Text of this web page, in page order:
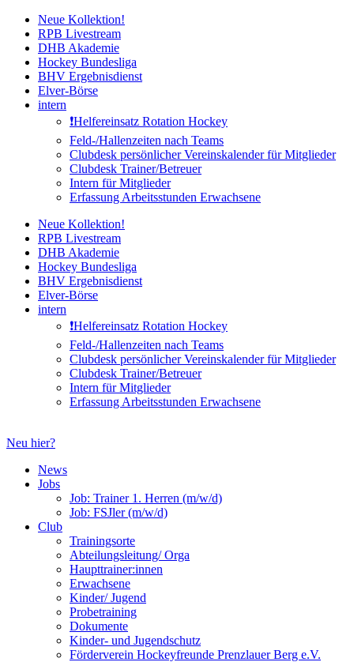
Zum
Inhalt
springen
Neue Kollektion!
RPB Livestream
DHB Akademie
Hockey Bundesliga
BHV Ergebnisdienst
Elver-Börse
intern
❗️Helfereinsatz Rotation Hockey
Feld-/Hallenzeiten nach Teams
Clubdesk persönlicher Vereinskalender für Mitglieder
Clubdesk Trainer/Betreuer
Intern für Mitglieder
Erfassung Arbeitsstunden Erwachsene
Neue Kollektion!
RPB Livestream
DHB Akademie
Hockey Bundesliga
BHV Ergebnisdienst
Elver-Börse
intern
❗️Helfereinsatz Rotation Hockey
Feld-/Hallenzeiten nach Teams
Clubdesk persönlicher Vereinskalender für Mitglieder
Clubdesk Trainer/Betreuer
Intern für Mitglieder
Erfassung Arbeitsstunden Erwachsene
Neu hier?
News
Jobs
Job: Trainer 1. Herren (m/w/d)
Job: FSJler (m/w/d)
Club
Trainingsorte
Abteilungsleitung/ Orga
Haupttrainer:innen
Erwachsene
Kinder/ Jugend
Probetraining
Dokumente
Kinder- und Jugendschutz
Förderverein Hockeyfreunde Prenzlauer Berg e.V.